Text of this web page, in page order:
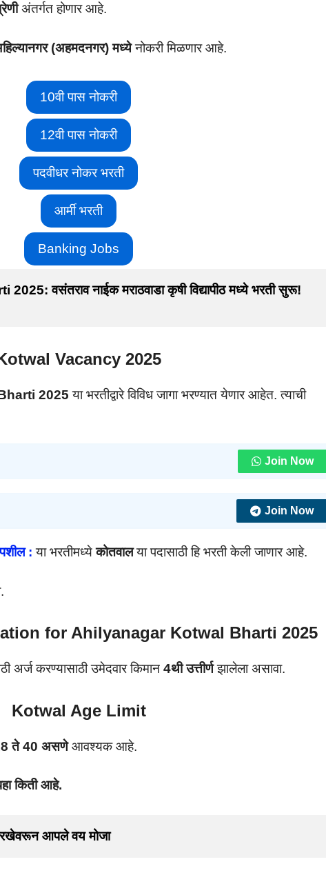
अंतर्गत होणार आहे.
(अहमदनगर) मध्येनोकरी मिळणार आहे.
10वी पास नोकरी
12वी पास नोकरी
पदवीधर नोकर भरती
आर्मी भरती
Banking Jobs
वसंतराव नाईक मराठवाडा कृषी विद्यापीठ मध्ये भरती सुरू!
Vacancy 2025
2025 या भरतीद्वारे विविध जागा भरण्यात येणार आहेत. त्याची
Join Now
Join Now
:या भरतीमध्येकोतवालया पदासाठी हि भरती केली जाणार आहे.
for Ahilyanagar Kotwal Bharti 2025
अर्ज करण्यासाठी उमेदवार किमान 4थी उत्तीर्णझालेला असावा.
Kotwal Age Limit
ते 40 असणेआवश्यक आहे.
किती आहे.
आपले वय मोजा